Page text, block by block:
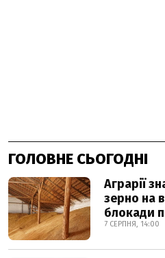
ГОЛОВНЕ СЬОГОДНІ
Аграрії
зерно на
блокади
7 СЕРПНЯ, 14:00